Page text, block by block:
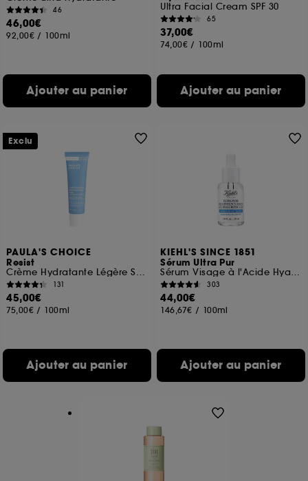
46
46,00€
92,00€ / 100ml
Ajouter au panier
Ultra Facial Cream SPF 30
65
37,00€
74,00€ / 100ml
Ajouter au panier
PAULA'S CHOICE
Resist
Crème Hydratante Légère SPF 50
131
45,00€
75,00€ / 100ml
Ajouter au panier
Exclu
KIEHL'S SINCE 1851
Sérum Ultra Pur
Sérum Visage à l'Acide Hyaluronique
303
44,00€
146,67€ / 100ml
Ajouter au panier